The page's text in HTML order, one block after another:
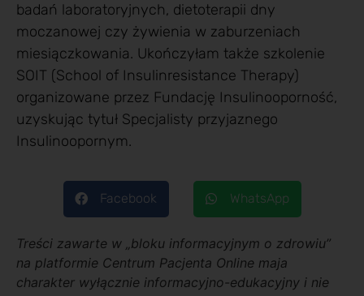
badań laboratoryjnych, dietoterapii dny
moczanowej czy żywienia w zaburzeniach
miesiączkowania. Ukończyłam także szkolenie
SOIT (School of Insulinresistance Therapy)
organizowane przez Fundację Insulinooporność,
uzyskując tytuł Specjalisty przyjaznego
Insulinoopornym.
Facebook WhatsApp
Treści zawarte w „bloku informacyjnym o zdrowiu”
na platformie Centrum Pacjenta Online maja
charakter wyłącznie informacyjno-edukacyjny i nie